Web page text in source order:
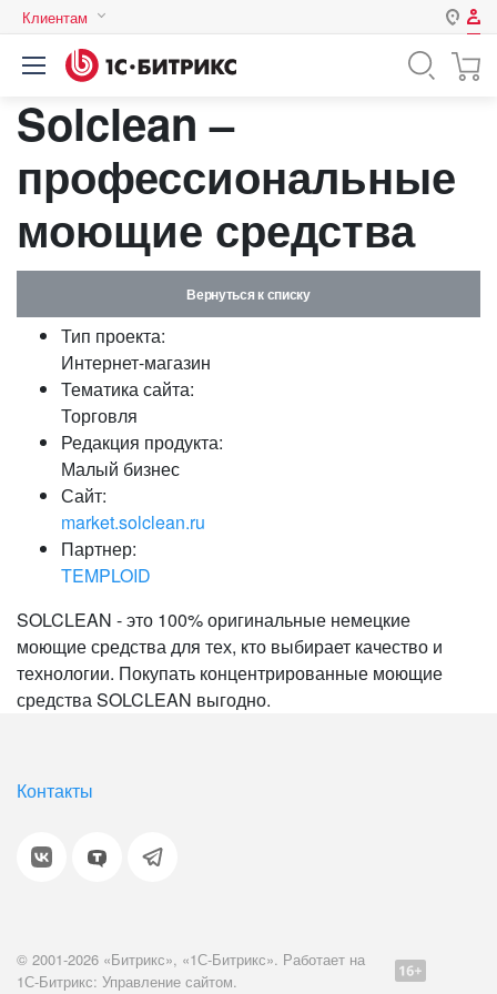
Клиентам
Авторизация
Логин
Пароль
Запомнить меня на этом
Забыли свой пароль?
или войдите с помощью
Solclean –
профессиональные
моющие средства
Вернуться к списку
Тип проекта:
Интернет-магазин
Тематика сайта:
Торговля
Редакция продукта:
Малый бизнес
Сайт:
market.solclean.ru
Партнер:
TEMPLOID
SOLCLEAN - это 100% оригинальные немецкие
моющие средства для тех, кто выбирает качество и
технологии. Покупать концентрированные моющие
средства SOLCLEAN выгодно.
Контакты
© 2001-2026 «Битрикс», «1С-Битрикс». Работает на
1С-Битрикс: Управление сайтом.